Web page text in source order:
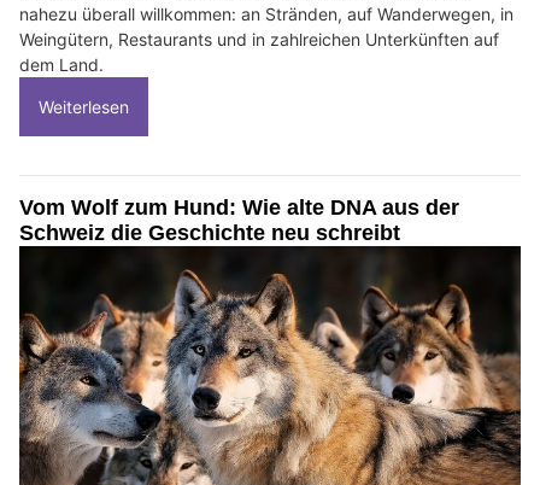
nahezu überall willkommen: an Stränden, auf Wanderwegen, in
Weingütern, Restaurants und in zahlreichen Unterkünften auf
dem Land.
Weiterlesen
Vom Wolf zum Hund: Wie alte DNA aus der
Schweiz die Geschichte neu schreibt